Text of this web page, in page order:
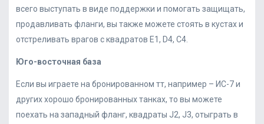
всего выступать в виде поддержки и помогать защищать,
продавливать фланги, вы также можете стоять в кустах и
отстреливать врагов с квадратов E1, D4, C4.
Юго-восточная база
Если вы играете на бронированном тт, например – ИС-7 и
других хорошо бронированных танках, то вы можете
поехать на западный фланг, квадраты J2, J3, отыграть в